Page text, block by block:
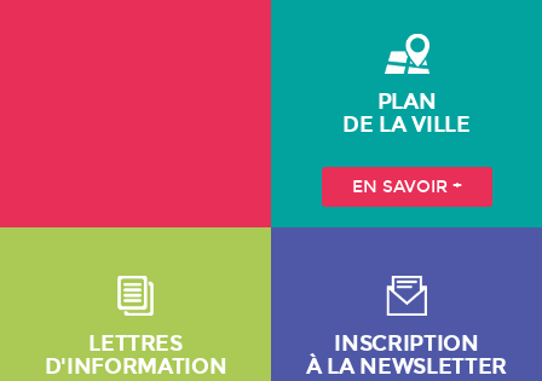
PLAN
DE LA VILLE
EN SAVOIR +
LETTRES
D'INFORMATION
INSCRIPTION
À LA NEWSLETTER